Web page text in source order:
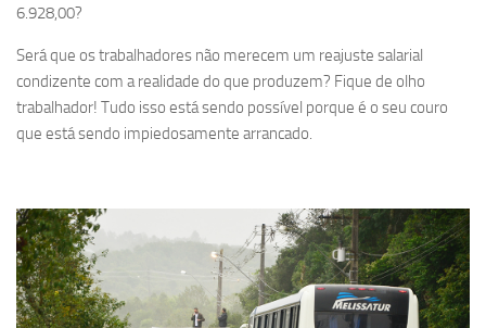
6.928,00?
Será que os trabalhadores não merecem um reajuste salarial
condizente com a realidade do que produzem? Fique de olho
trabalhador! Tudo isso está sendo possível porque é o seu couro
que está sendo impiedosamente arrancado.